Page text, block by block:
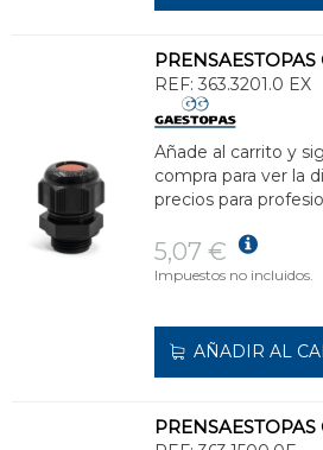
REF: 363.3201.0 EX
Añade al carrito y
compra para ver la
precios para
5,07 €
Impuestos no incluidos.
AÑADIR AL